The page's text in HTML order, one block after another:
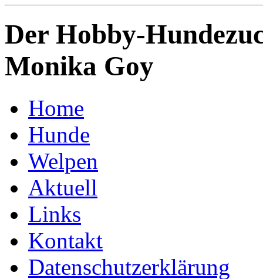
Der Hobby-
Monika Goy
Home
Hunde
Welpen
Aktuell
Links
Kontakt
Datenschutzerklärung